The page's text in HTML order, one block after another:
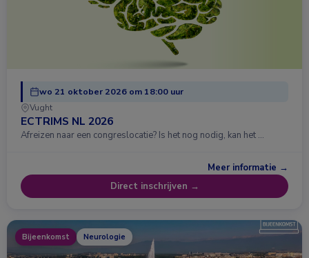
wo 21 oktober 2026 om 18:00 uur
Vught
ECTRIMS NL 2026
Afreizen naar een congreslocatie? Is het nog nodig, kan het …
Meer informatie →
Direct inschrijven →
Bijeenkomst Neurologie